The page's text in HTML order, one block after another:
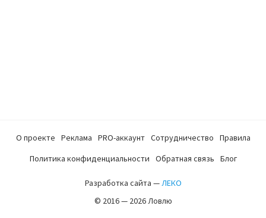
О проекте Реклама PRO-аккаунт Сотрудничество
Правила
Политика конфиденциальности
Обратная связь Блог
Разработка сайта —ЛЕКО
© 2016 — 2026 Ловлю